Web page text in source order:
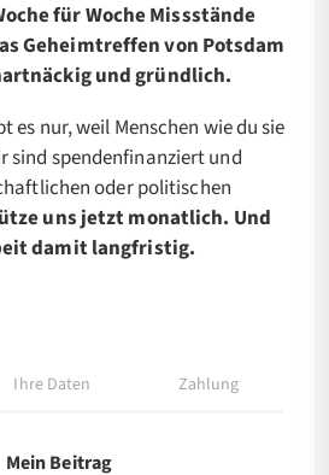
für Woche Missstände
Geheimtreffen von Potsdam
und gründlich.
es nur, weil Menschen wie du sie
sind spendenfinanziert und
oder politischen
uns jetzt monatlich. Und
damit langfristig.
Ihre Daten Zahlung
Mein Beitrag